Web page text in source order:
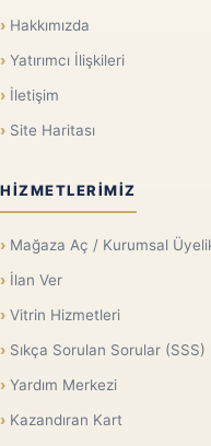
Hakkımızda
Yatırımcı İlişkileri
İletişim
Site Haritası
HIZMETLERIMIZ
Mağaza Aç / Kurumsal
İlan Ver
Vitrin Hizmetleri
Sıkça Sorulan Sorular (SSS)
Yardım Merkezi
Kazandıran Kart